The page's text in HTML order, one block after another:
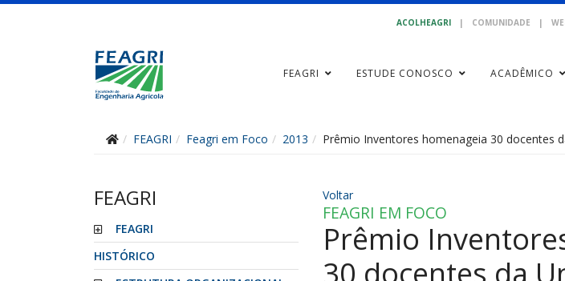
ACOLHEAGRI | COMUNIDADE |
FEAGRI ESTUDE CONOSCO ACADÊMICO
FEAGRI Feagri em Foco 2013 Prêmio Inventores homenageia 30 docentes
FEAGRI
FEAGRI
HISTÓRICO
Voltar
FEAGRI EM FOCO
Prêmio